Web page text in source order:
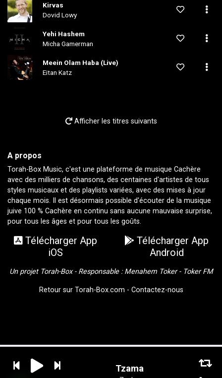
Kirvas
Dovid Lowy
Yehi Hashem
Micha Gamerman
Meein Olam Haba (Live)
Eitan Katz
Afficher les titres suivants
A propos
Torah-Box Music, c'est une plateforme de musique Cachère
avec des milliers de chansons, des centaines d'artistes de tous
styles musicaux et des playlists variées, avec des mises à jour
chaque mois. Il est désormais possible d'écouter de la musique
juive 100 % Cachère en continu sans aucune mauvaise surprise,
pour tous les âges et pour tous les goûts.
Télécharger App
iOS
Télécharger App
Android
Un projet Torah-Box - Responsable :Menahem Toker- Toker FM
Retour sur Torah-Box.com - Contactez-nous
Tzama